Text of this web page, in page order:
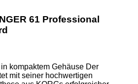
61 Professional
kompaktem Gehäuse Der
mit seiner hochwertigen